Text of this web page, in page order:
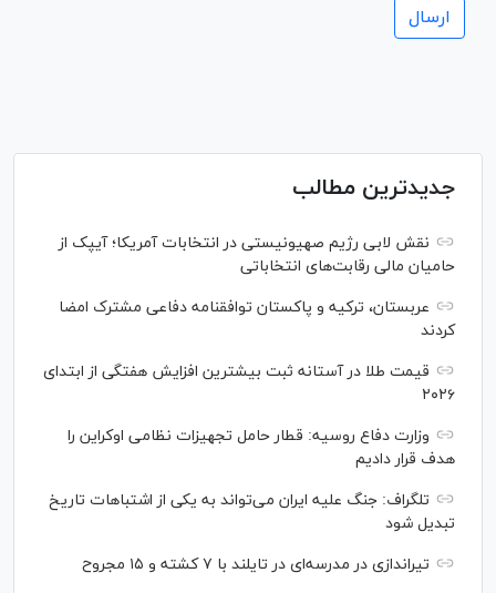
جدیدترین مطالب
نقش لابی رژیم صهیونیستی در انتخابات آمریکا؛ آیپک از
حامیان مالی رقابت‌های انتخاباتی
عربستان، ترکیه و پاکستان توافقنامه دفاعی مشترک امضا
کردند
قیمت طلا در آستانه ثبت بیشترین افزایش هفتگی از ابتدای
۲۰۲۶
وزارت دفاع روسیه: قطار حامل تجهیزات نظامی اوکراین را
هدف قرار دادیم
تلگراف: جنگ علیه ایران می‌تواند به یکی از اشتباهات تاریخ
تبدیل شود
تیراندازی در مدرسه‌ای در تایلند با ۷ کشته و ۱۵ مجروح